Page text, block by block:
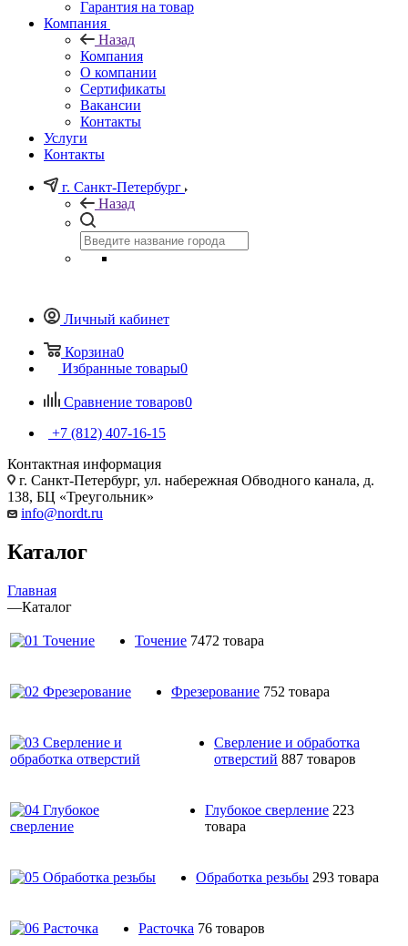
Гарантия на товар
Компания
Назад
Компания
О компании
Сертификаты
Вакансии
Контакты
Услуги
Контакты
г. Санкт-Петербург
Назад
Личный кабинет
Корзина0
Избранные товары0
Сравнение товаров0
+7 (812) 407-16-15
Контактная информация
г. Санкт-Петербург, ул. набережная Обводного канала, д.
138, БЦ «Треугольник»
info@nordt.ru
Каталог
Главная
—Каталог
Точение 7472 товара
Фрезерование 752 товара
Сверление и обработка
отверстий 887 товаров
Глубокое сверление 223
товара
Обработка резьбы 293 товара
Расточка 76 товаров